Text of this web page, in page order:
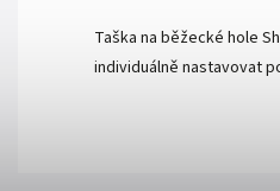
Taška na běžecké hole
individuálně nastavovat